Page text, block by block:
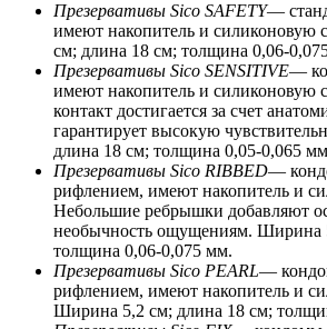
Презервативы Sico SAFETY—
имеют накопитель и силиконовую
см; длина 18 см; толщина 0,06-
Презервативы Sico SENSITIVE—
имеют накопитель и силиконовую
контакт достигается за счет
гарантирует высокую
длина 18 см; толщина 0,05-0,065
Презервативы Sico RIBBED—
рифлением, имеют накопитель и
Небольшие ребрышки добавляют
необычность ощущениям. Ширина
толщина 0,06-0,075 мм.
Презервативы Sico PEARL—
рифлением, имеют накопитель и
Ширина 5,2 см; длина 18 см;